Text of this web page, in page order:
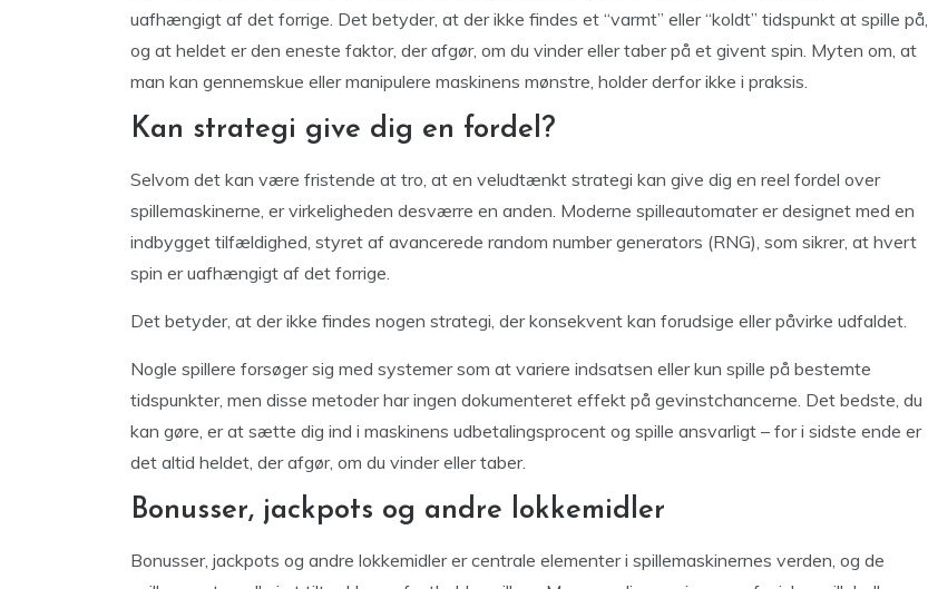
uafhængigt af det forrige. Det betyder, at der ikke findes et “varmt” eller “koldt” tidspunkt at spille på,
og at heldet er den eneste faktor, der afgør, om du vinder eller taber på et givent spin. Myten om, at
man kan gennemskue eller manipulere maskinens mønstre, holder derfor ikke i praksis.
Kan strategi give dig en fordel?
Selvom det kan være fristende at tro, at en veludtænkt strategi kan give dig en reel fordel over
spillemaskinerne, er virkeligheden desværre en anden. Moderne spilleautomater er designet med en
indbygget tilfældighed, styret af avancerede random number generators (RNG), som sikrer, at hvert
spin er uafhængigt af det forrige.
Det betyder, at der ikke findes nogen strategi, der konsekvent kan forudsige eller påvirke udfaldet.
Nogle spillere forsøger sig med systemer som at variere indsatsen eller kun spille på bestemte
tidspunkter, men disse metoder har ingen dokumenteret effekt på gevinstchancerne. Det bedste, du
kan gøre, er at sætte dig ind i maskinens udbetalingsprocent og spille ansvarligt – for i sidste ende er
det altid heldet, der afgør, om du vinder eller taber.
Bonusser, jackpots og andre lokkemidler
Bonusser, jackpots og andre lokkemidler er centrale elementer i spillemaskinernes verden, og de